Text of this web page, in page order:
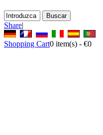
Share|
Shopping Cart0 item(s) - €0